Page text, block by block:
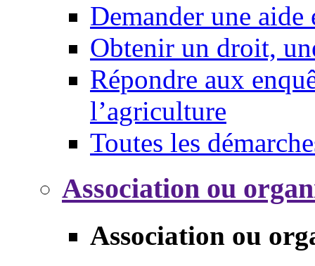
Demander une aide
Obtenir un droit,
Répondre aux
l’agriculture
Toutes les
Association ou
Association ou